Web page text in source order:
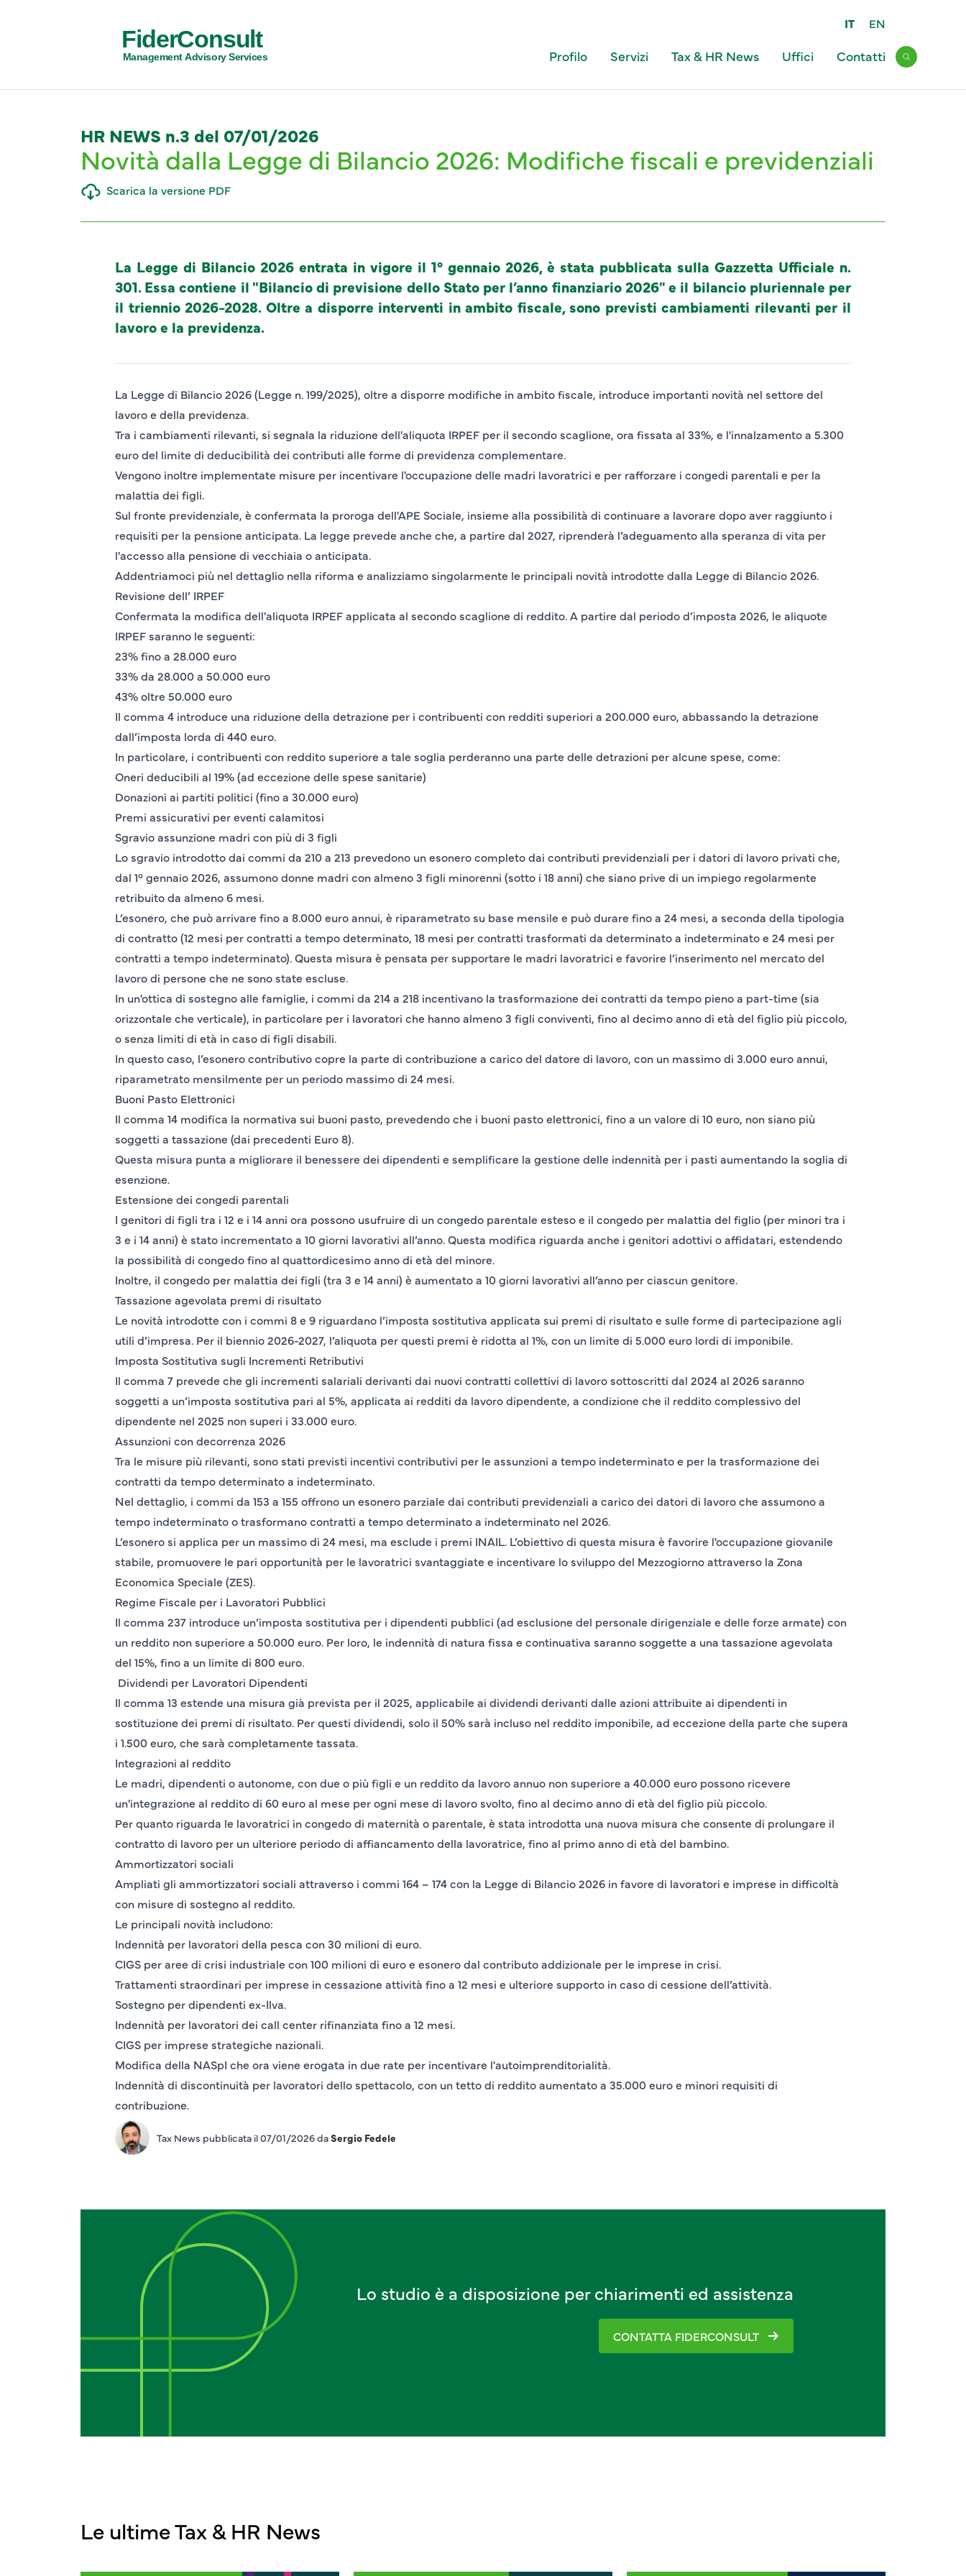
FiderConsult
Management Advisory Services
IT EN
Profilo Servizi Tax & HR News Uffici Contatti Open
HR NEWS n.3 del 07/01/2026
Novità dalla Legge di Bilancio 2026: Modifiche fiscali e previdenziali
Scarica la versione PDF
La Legge di Bilancio 2026 entrata in vigore il 1° gennaio 2026, è stata pubblicata sulla Gazzetta Ufficiale n.
301. Essa contiene il "Bilancio di previsione dello Stato per l’anno finanziario 2026" e il bilancio pluriennale per
il triennio 2026-2028. Oltre a disporre interventi in ambito fiscale, sono previsti cambiamenti rilevanti per il
lavoro e la previdenza.
La Legge di Bilancio 2026 (Legge n. 199/2025), oltre a disporre modifiche in ambito fiscale, introduce importanti novità nel settore del
lavoro e della previdenza.
Tra i cambiamenti rilevanti, si segnala la riduzione dell'aliquota IRPEF per il secondo scaglione, ora fissata al 33%, e l'innalzamento a 5.300
euro del limite di deducibilità dei contributi alle forme di previdenza complementare.
Vengono inoltre implementate misure per incentivare l'occupazione delle madri lavoratrici e per rafforzare i congedi parentali e per la
malattia dei figli.
Sul fronte previdenziale, è confermata la proroga dell'APE Sociale, insieme alla possibilità di continuare a lavorare dopo aver raggiunto i
requisiti per la pensione anticipata. La legge prevede anche che, a partire dal 2027, riprenderà l’adeguamento alla speranza di vita per
l'accesso alla pensione di vecchiaia o anticipata.
Addentriamoci più nel dettaglio nella riforma e analizziamo singolarmente le principali novità introdotte dalla Legge di Bilancio 2026.
Revisione dell’ IRPEF
Confermata la modifica dell'aliquota IRPEF applicata al secondo scaglione di reddito. A partire dal periodo d’imposta 2026, le aliquote
IRPEF saranno le seguenti:
23% fino a 28.000 euro
33% da 28.000 a 50.000 euro
43% oltre 50.000 euro
Il comma 4 introduce una riduzione della detrazione per i contribuenti con redditi superiori a 200.000 euro, abbassando la detrazione
dall’imposta lorda di 440 euro.
In particolare, i contribuenti con reddito superiore a tale soglia perderanno una parte delle detrazioni per alcune spese, come:
Oneri deducibili al 19% (ad eccezione delle spese sanitarie)
Donazioni ai partiti politici (fino a 30.000 euro)
Premi assicurativi per eventi calamitosi
Sgravio assunzione madri con più di 3 figli
Lo sgravio introdotto dai commi da 210 a 213 prevedono un esonero completo dai contributi previdenziali per i datori di lavoro privati che,
dal 1° gennaio 2026, assumono donne madri con almeno 3 figli minorenni (sotto i 18 anni) che siano prive di un impiego regolarmente
retribuito da almeno 6 mesi.
L’esonero, che può arrivare fino a 8.000 euro annui, è riparametrato su base mensile e può durare fino a 24 mesi, a seconda della tipologia
di contratto (12 mesi per contratti a tempo determinato, 18 mesi per contratti trasformati da determinato a indeterminato e 24 mesi per
contratti a tempo indeterminato). Questa misura è pensata per supportare le madri lavoratrici e favorire l’inserimento nel mercato del
lavoro di persone che ne sono state escluse.
In un'ottica di sostegno alle famiglie, i commi da 214 a 218 incentivano la trasformazione dei contratti da tempo pieno a part-time (sia
orizzontale che verticale), in particolare per i lavoratori che hanno almeno 3 figli conviventi, fino al decimo anno di età del figlio più piccolo,
o senza limiti di età in caso di figli disabili.
In questo caso, l’esonero contributivo copre la parte di contribuzione a carico del datore di lavoro, con un massimo di 3.000 euro annui,
riparametrato mensilmente per un periodo massimo di 24 mesi.
Buoni Pasto Elettronici
Il comma 14 modifica la normativa sui buoni pasto, prevedendo che i buoni pasto elettronici, fino a un valore di 10 euro, non siano più
soggetti a tassazione (dai precedenti Euro 8).
Questa misura punta a migliorare il benessere dei dipendenti e semplificare la gestione delle indennità per i pasti aumentando la soglia di
esenzione.
Estensione dei congedi parentali
I genitori di figli tra i 12 e i 14 anni ora possono usufruire di un congedo parentale esteso e il congedo per malattia del figlio (per minori tra i
3 e i 14 anni) è stato incrementato a 10 giorni lavorativi all’anno. Questa modifica riguarda anche i genitori adottivi o affidatari, estendendo
la possibilità di congedo fino al quattordicesimo anno di età del minore.
Inoltre, il congedo per malattia dei figli (tra 3 e 14 anni) è aumentato a 10 giorni lavorativi all’anno per ciascun genitore.
Tassazione agevolata premi di risultato
Le novità introdotte con i commi 8 e 9 riguardano l’imposta sostitutiva applicata sui premi di risultato e sulle forme di partecipazione agli
utili d’impresa. Per il biennio 2026-2027, l’aliquota per questi premi è ridotta al 1%, con un limite di 5.000 euro lordi di imponibile.
Imposta Sostitutiva sugli Incrementi Retributivi
Il comma 7 prevede che gli incrementi salariali derivanti dai nuovi contratti collettivi di lavoro sottoscritti dal 2024 al 2026 saranno
soggetti a un’imposta sostitutiva pari al 5%, applicata ai redditi da lavoro dipendente, a condizione che il reddito complessivo del
dipendente nel 2025 non superi i 33.000 euro.
Assunzioni con decorrenza 2026
Tra le misure più rilevanti, sono stati previsti incentivi contributivi per le assunzioni a tempo indeterminato e per la trasformazione dei
contratti da tempo determinato a indeterminato.
Nel dettaglio, i commi da 153 a 155 offrono un esonero parziale dai contributi previdenziali a carico dei datori di lavoro che assumono a
tempo indeterminato o trasformano contratti a tempo determinato a indeterminato nel 2026.
L’esonero si applica per un massimo di 24 mesi, ma esclude i premi INAIL. L’obiettivo di questa misura è favorire l'occupazione giovanile
stabile, promuovere le pari opportunità per le lavoratrici svantaggiate e incentivare lo sviluppo del Mezzogiorno attraverso la Zona
Economica Speciale (ZES).
Regime Fiscale per i Lavoratori Pubblici
Il comma 237 introduce un’imposta sostitutiva per i dipendenti pubblici (ad esclusione del personale dirigenziale e delle forze armate) con
un reddito non superiore a 50.000 euro. Per loro, le indennità di natura fissa e continuativa saranno soggette a una tassazione agevolata
del 15%, fino a un limite di 800 euro.
Dividendi per Lavoratori Dipendenti
Il comma 13 estende una misura già prevista per il 2025, applicabile ai dividendi derivanti dalle azioni attribuite ai dipendenti in
sostituzione dei premi di risultato. Per questi dividendi, solo il 50% sarà incluso nel reddito imponibile, ad eccezione della parte che supera
i 1.500 euro, che sarà completamente tassata.
Integrazioni al reddito
Le madri, dipendenti o autonome, con due o più figli e un reddito da lavoro annuo non superiore a 40.000 euro possono ricevere
un'integrazione al reddito di 60 euro al mese per ogni mese di lavoro svolto, fino al decimo anno di età del figlio più piccolo.
Per quanto riguarda le lavoratrici in congedo di maternità o parentale, è stata introdotta una nuova misura che consente di prolungare il
contratto di lavoro per un ulteriore periodo di affiancamento della lavoratrice, fino al primo anno di età del bambino.
Ammortizzatori sociali
Ampliati gli ammortizzatori sociali attraverso i commi 164 – 174 con la Legge di Bilancio 2026 in favore di lavoratori e imprese in difficoltà
con misure di sostegno al reddito.
Le principali novità includono:
Indennità per lavoratori della pesca con 30 milioni di euro.
CIGS per aree di crisi industriale con 100 milioni di euro e esonero dal contributo addizionale per le imprese in crisi.
Trattamenti straordinari per imprese in cessazione attività fino a 12 mesi e ulteriore supporto in caso di cessione dell’attività.
Sostegno per dipendenti ex-Ilva.
Indennità per lavoratori dei call center rifinanziata fino a 12 mesi.
CIGS per imprese strategiche nazionali.
Modifica della NASpI che ora viene erogata in due rate per incentivare l'autoimprenditorialità.
Indennità di discontinuità per lavoratori dello spettacolo, con un tetto di reddito aumentato a 35.000 euro e minori requisiti di
contribuzione.
Tax News pubblicata il 07/01/2026 daSergio Fedele
Lo studio è a disposizione per chiarimenti ed assistenza
CONTATTA FIDERCONSULT
Le ultime Tax & HR News